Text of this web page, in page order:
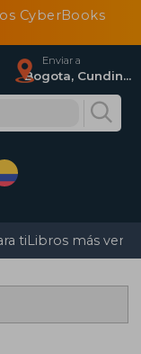
CyberBooks
Enviar a
Bogota, Cundinamarca
tiLibros más